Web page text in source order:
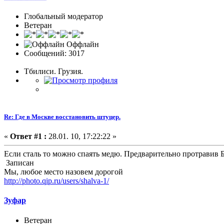
Глобальный модератор
Ветеран
Оффлайн
Сообщений: 3017
Тбилиси. Грузия.
Re: Где в Москве восстановить штуцер.
« Ответ #1 : 28.01. 10, 17:22:22 »
Если сталь то можно спаять медю. Предварительно протравив
Записан
Мы, любое место назовем дорогой
http://photo.qip.ru/users/shalva-1/
Зуфар
Ветеран